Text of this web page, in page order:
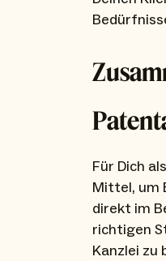
Für Dich
Mittel, um
direkt im
richtigen
Kanzlei zu